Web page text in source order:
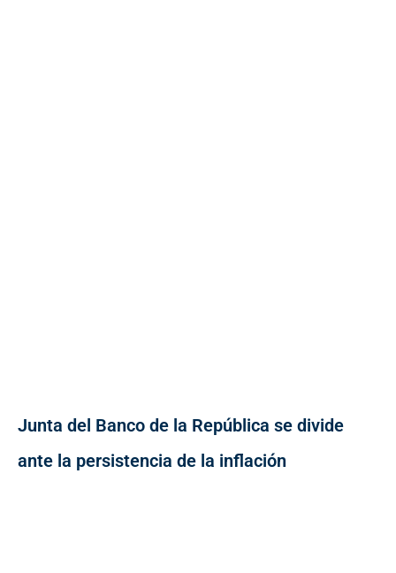
Junta del Banco de la República se divide
ante la persistencia de la inflación